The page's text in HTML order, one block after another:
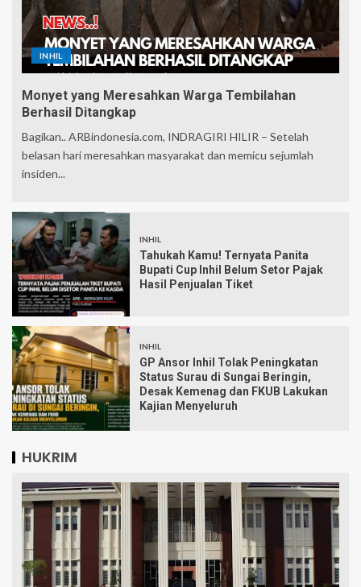
INHIL
Monyet yang Meresahkan Warga Tembilahan
Berhasil Ditangkap
Bagikan.. ARBindonesia.com, INDRAGIRI HILIR – Setelah
belasan hari meresahkan masyarakat dan memicu sejumlah
insiden...
INHIL
Tahukah Kamu! Ternyata Panita
Bupati Cup Inhil Belum Setor Pajak
Hasil Penjualan Tiket
INHIL
GP Ansor Inhil Tolak Peningkatan
Status Surau di Sungai Beringin,
Desak Kemenag dan FKUB Lakukan
Kajian Menyeluruh
HUKRIM